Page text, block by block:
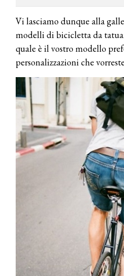
Vi lasciamo dunque alla
modelli di bicicletta da
quale è il vostro modello
personalizzazioni che